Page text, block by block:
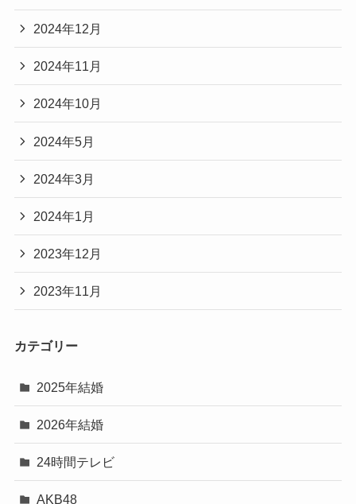
2024年12月
2024年11月
2024年10月
2024年5月
2024年3月
2024年1月
2023年12月
2023年11月
カテゴリー
2025年結婚
2026年結婚
24時間テレビ
AKB48